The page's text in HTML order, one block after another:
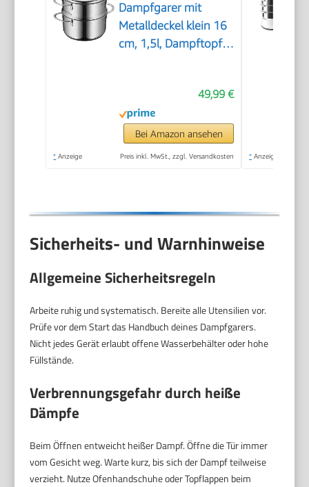
Dampfgarer mit
Metalldeckel klein 16
cm, 1,5l, Dampftopf,
Dampfgarer Topf
stapelbar, ideal für
kleine Portionen oder
Singlehaushalte
49,99 €
Bei Amazon ansehen
* Anzeige Preis inkl. MwSt., zzgl. Versandkosten * Anzeige
Sicherheits- und Warnhinweise
Allgemeine Sicherheitsregeln
Arbeite ruhig und systematisch. Bereite alle Utensilien vor.
Prüfe vor dem Start das Handbuch deines Dampfgarers.
Nicht jedes Gerät erlaubt offene Wasserbehälter oder hohe
Füllstände.
Verbrennungsgefahr durch heiße
Dämpfe
Beim Öffnen entweicht heißer Dampf. Öffne die Tür immer
vom Gesicht weg. Warte kurz, bis sich der Dampf teilweise
verzieht. Nutze Ofenhandschuhe oder Topflappen beim